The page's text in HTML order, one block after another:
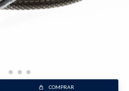
COMPRAR